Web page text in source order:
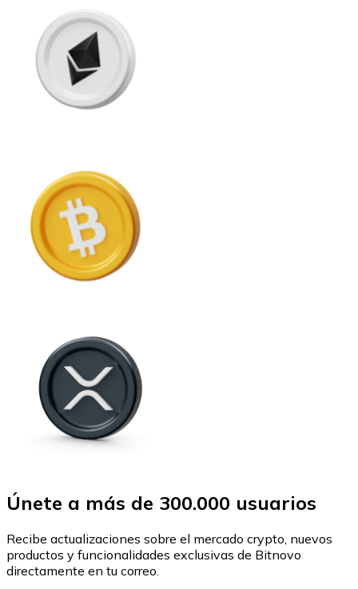
Únete a más de 300.000 usuarios
Recibe actualizaciones sobre el mercado crypto, nuevos
productos y funcionalidades exclusivas de Bitnovo
directamente en tu correo.